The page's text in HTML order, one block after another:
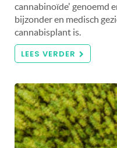
cannabinoïde' genoemd
bijzonder en medisch
cannabisplant is.
LEES VERDER